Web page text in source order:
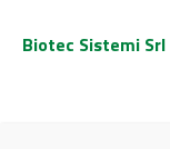
Biotec Sistemi Srl